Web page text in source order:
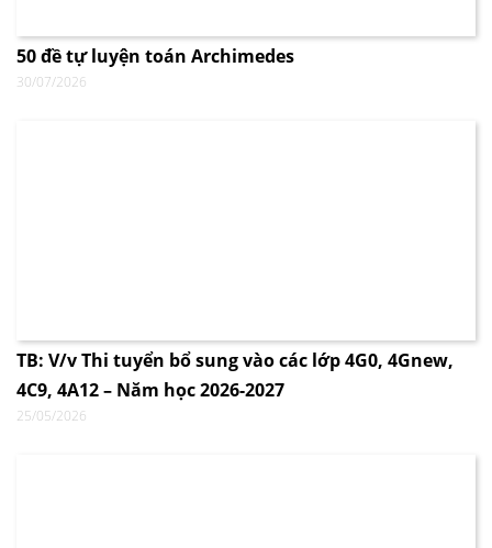
50 đề tự luyện toán Archimedes
30/07/2026
TB: V/v Thi tuyển bổ sung vào các lớp 4G0, 4Gnew,
4C9, 4A12 – Năm học 2026-2027
25/05/2026